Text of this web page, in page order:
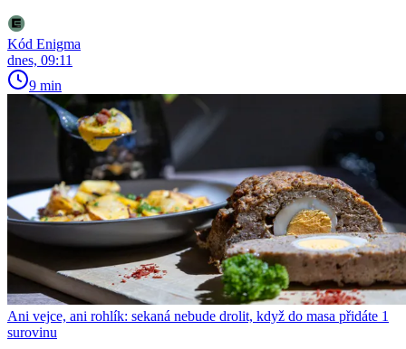
Kód Enigma
dnes, 09:11
9 min
Ani vejce, ani rohlík: sekaná nebude drolit, když do masa přidáte 1
surovinu